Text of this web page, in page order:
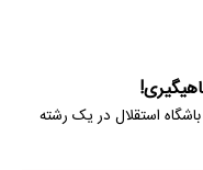
استقلال در یک رشته